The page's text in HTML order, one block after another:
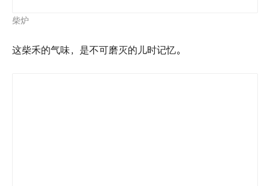
柴炉
这柴禾的气味，是不可磨灭的儿时记忆。